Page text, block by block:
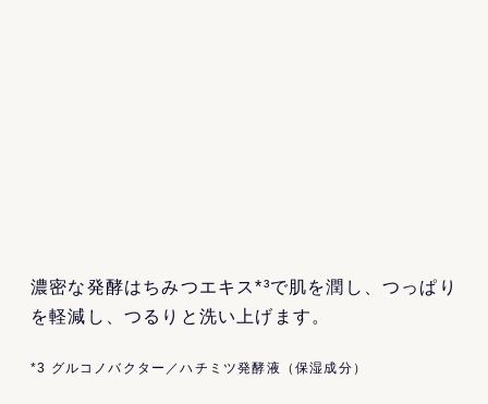
濃密な発酵はちみつエキス*³で肌を潤し、つっぱり
を軽減し、つるりと洗い上げます。
*3 グルコノバクター／ハチミツ発酵液（保湿成分）